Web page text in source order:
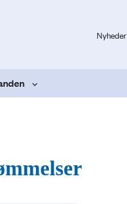
Nyheder